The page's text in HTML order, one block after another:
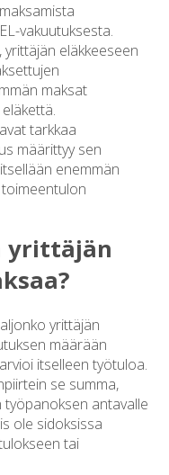
vakuutuksesta.
yrittäjän eläkkeeseen
maksat
tarkkaa
määrittyy sen
enemmän
yrittäjän
yrittäjän
määrään
itselleen työtuloa.
se summa,
työpanoksen antavalle
ole sidoksissa
tai